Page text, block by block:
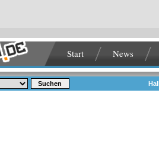
Start News
Suchen